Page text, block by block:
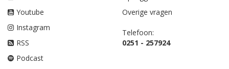
Youtube
Instagram
RSS
Podcast
Overige vragen
Telefoon:
0251 - 257924